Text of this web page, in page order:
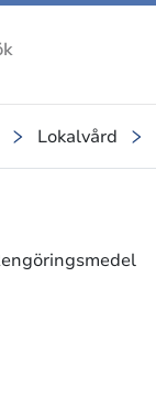
Lokalvård